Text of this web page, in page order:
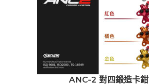
ANC-2 對四鍛造卡鉗